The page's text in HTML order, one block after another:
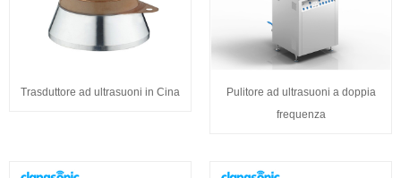
Trasduttore ad ultrasuoni in Cina
Pulitore ad ultrasuoni a doppia
frequenza